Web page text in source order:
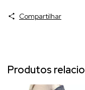
Compartilhar
Produtos